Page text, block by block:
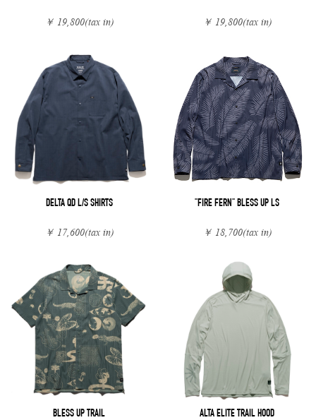
￥ 19,800(tax in) ￥ 19,800(tax in)
DELTA QD L/S SHIRTS
￥ 17,600(tax in)
"FIRE FERN" BLESS UP LS
￥ 18,700(tax in)
BLESS UP TRAIL ALTA ELITE TRAIL HOOD